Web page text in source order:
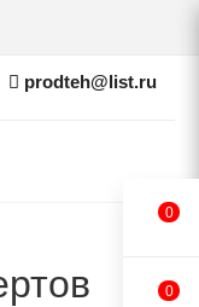
prodteh@list.ru
0
0